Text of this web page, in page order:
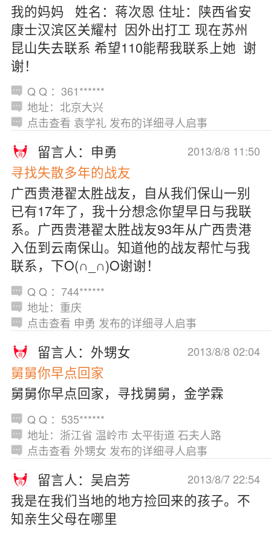
我的妈妈 姓名：蒋次恩 住址：陕西省安
康士汉滨区关耀村 因外出打工 现在苏州
昆山失去联系 希望110能帮我联系上她 谢
谢！
Q Q ：361******
地址：北京大兴
点击查看 袁学礼 发布的详细寻人启事
2013/8/8 11:50
留言人：申勇
寻找失散多年的战友
广西贵港翟太胜战友，自从我们保山一别
已有17年了，我十分想念你望早日与我联
系。广西贵港翟太胜战友93年从广西贵港
入伍到云南保山。知道他的战友帮忙与我
联系，下O(∩_∩)O谢谢！
Q Q ：744******
地址：重庆
点击查看 申勇 发布的详细寻人启事
2013/8/8 02:04
留言人：外甥女
舅舅你早点回家
舅舅你早点回家，寻找舅舅，金学霖
Q Q ：535******
地址：浙江省 温岭市 太平街道 石夫人路
点击查看 外甥女 发布的详细寻人启事
2013/8/7 22:54
留言人：吴启芳
我是在我们当地的地方捡回来的孩子。不
知亲生父母在哪里